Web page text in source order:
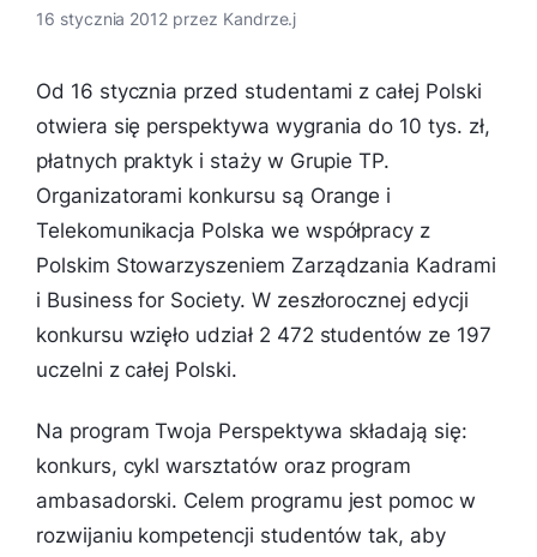
16 stycznia 2012 przez Kandrze.j
Od 16 stycznia przed studentami z całej Polski
otwiera się perspektywa wygrania do 10 tys. zł,
płatnych praktyk i staży w Grupie TP.
Organizatorami konkursu są Orange i
Telekomunikacja Polska we współpracy z
Polskim Stowarzyszeniem Zarządzania Kadrami
i Business for Society. W zeszłorocznej edycji
konkursu wzięło udział 2 472 studentów ze 197
uczelni z całej Polski.
Na program Twoja Perspektywa składają się:
konkurs, cykl warsztatów oraz program
ambasadorski. Celem programu jest pomoc w
rozwijaniu kompetencji studentów tak, aby